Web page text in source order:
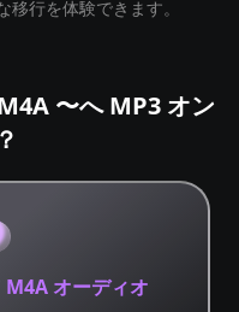
行を体験できます。
〜へ MP3 オン
オーディオ